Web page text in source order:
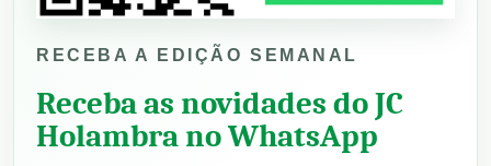
RECEBA A EDIÇÃO SEMANAL
Receba as novidades do JC
Holambra no WhatsApp